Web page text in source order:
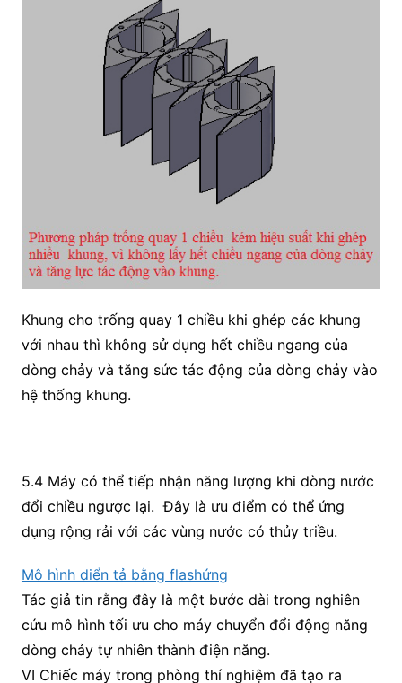
Khung cho trống quay 1 chiều khi ghép các khung
với nhau thì không sử dụng hết chiều ngang của
dòng chảy và tăng sức tác động của dòng chảy vào
hệ thống khung.
5.4 Máy có thể tiếp nhận năng lượng khi dòng nước
đổi chiều ngược lại. Đây là ưu điểm có thể ứng
dụng rộng rải với các vùng nước có thủy triều.
Mô hình diển tả bằng flashứng
Tác giả tin rằng đây là một bước dài trong nghiên
cứu mô hình tối ưu cho máy chuyển đổi động năng
dòng chảy tự nhiên thành điện năng.
VI Chiếc máy trong phòng thí nghiệm đã tạo ra